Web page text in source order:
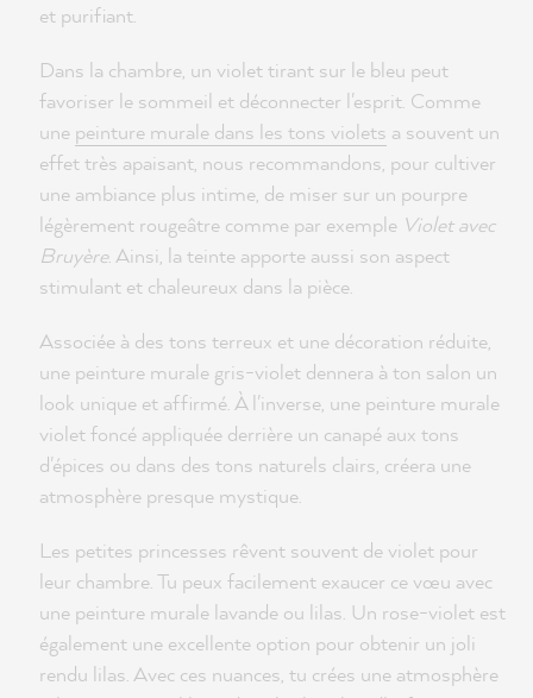
et purifiant.
Dans la chambre, un violet tirant sur le bleu peut
favoriser le sommeil et déconnecter l'esprit. Comme
une peinture murale dans les tons violets a souvent un
effet très apaisant, nous recommandons, pour cultiver
une ambiance plus intime, de miser sur un pourpre
légèrement rougeâtre comme par exemple Violet avec
Bruyère. Ainsi, la teinte apporte aussi son aspect
stimulant et chaleureux dans la pièce.
Associée à des tons terreux et une décoration réduite,
une peinture murale gris-violet dennera à ton salon un
look unique et affirmé. À l'inverse, une peinture murale
violet foncé appliquée derrière un canapé aux tons
d'épices ou dans des tons naturels clairs, créera une
atmosphère presque mystique.
Les petites princesses rêvent souvent de violet pour
leur chambre. Tu peux facilement exaucer ce vœu avec
une peinture murale lavande ou lilas. Un rose-violet est
également une excellente option pour obtenir un joli
rendu lilas. Avec ces nuances, tu crées une atmosphère